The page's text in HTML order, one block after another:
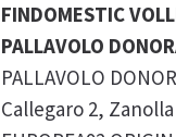
FINDOMESTIC
PALLAVOLO
PALLAVOLO
Callegaro 2,